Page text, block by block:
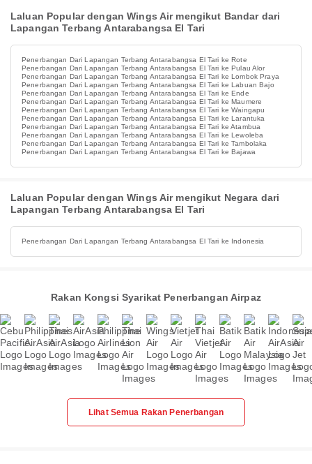
Laluan Popular dengan Wings Air mengikut Bandar dari
Lapangan Terbang Antarabangsa El Tari
Penerbangan Dari Lapangan Terbang Antarabangsa El Tari ke Rote
Penerbangan Dari Lapangan Terbang Antarabangsa El Tari ke Pulau Alor
Penerbangan Dari Lapangan Terbang Antarabangsa El Tari ke Lombok Praya
Penerbangan Dari Lapangan Terbang Antarabangsa El Tari ke Labuan Bajo
Penerbangan Dari Lapangan Terbang Antarabangsa El Tari ke Ende
Penerbangan Dari Lapangan Terbang Antarabangsa El Tari ke Maumere
Penerbangan Dari Lapangan Terbang Antarabangsa El Tari ke Waingapu
Penerbangan Dari Lapangan Terbang Antarabangsa El Tari ke Larantuka
Penerbangan Dari Lapangan Terbang Antarabangsa El Tari ke Atambua
Penerbangan Dari Lapangan Terbang Antarabangsa El Tari ke Lewoleba
Penerbangan Dari Lapangan Terbang Antarabangsa El Tari ke Tambolaka
Penerbangan Dari Lapangan Terbang Antarabangsa El Tari ke Bajawa
Laluan Popular dengan Wings Air mengikut Negara dari
Lapangan Terbang Antarabangsa El Tari
Penerbangan Dari Lapangan Terbang Antarabangsa El Tari ke Indonesia
Rakan Kongsi Syarikat Penerbangan Airpaz
Lihat Semua Rakan Penerbangan